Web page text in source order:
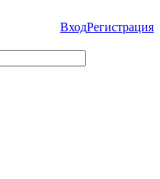
ВходРегистрация